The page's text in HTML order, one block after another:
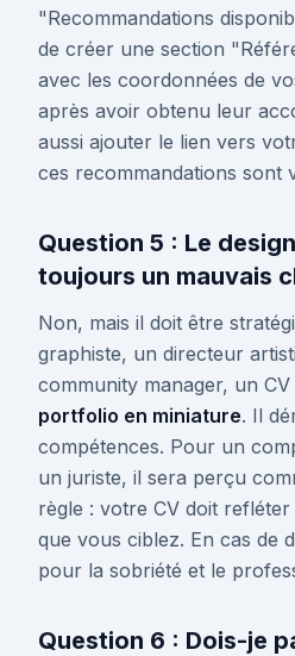
"Recommandations
de créer une section
avec les coordonnées de
après avoir obtenu leur
aussi ajouter le lien vers
ces recommandations sont
Question 5 : Le
toujours un mauvais
Non, mais il doit être
graphiste, un directeur
community manager, un
portfolio en miniature. Il
compétences. Pour un
un juriste, il sera perçu
règle : votre CV doit
que vous ciblez. En cas de
pour la sobriété et le
Question 6 : Dois-je